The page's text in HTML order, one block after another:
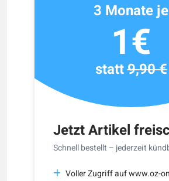
Jetzt Artikel
Schnell bestellt – jederzeit
Voller Zugriff auf www.oz-
3 Monate je
1€
statt9,90 €